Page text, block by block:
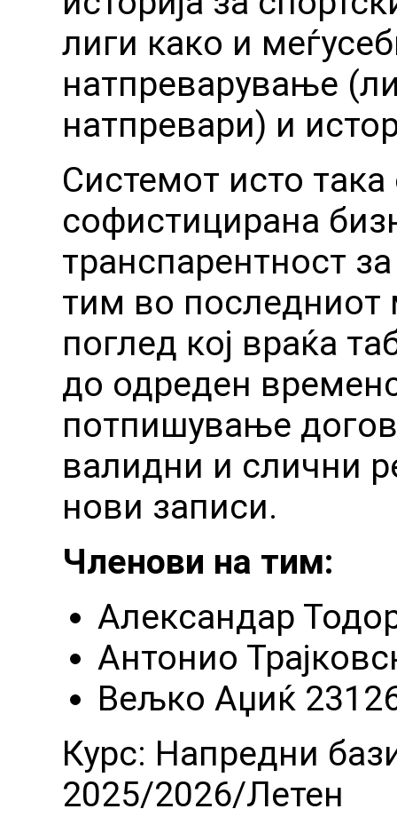
лиги како и
натпреварување
натпревари) и
Системот исто
софистицирана
транспарентност
тим во
поглед кој враќа
до одреден
потпишување
валидни и слични
нови записи.
Членови на тим:
Aлександар
Антонио
Вељко Аџиќ
Курс: Напредни
2025/2026/Летен